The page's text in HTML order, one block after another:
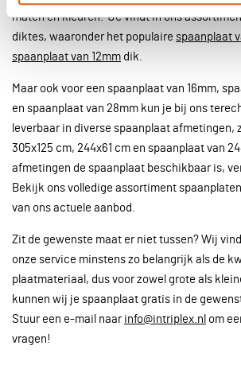
maten en kleuren. Je vindt in ons
diktes, waaronder het populaire spaanplaat
spaanplaat van 12mm dik.
Maar ook voor een spaanplaat van 16mm,
en spaanplaat van 28mm kun je bij ons
leverbaar in diverse spaanplaat afmetingen,
305x125 cm, 244x61 cm en spaanplaat van
afmetingen de spaanplaat beschikbaar is,
Bekijk ons volledige assortiment
van ons actuele aanbod.
Zit de gewenste maat er niet tussen? Wij
onze service minstens zo belangrijk als de
plaatmateriaal, dus voor zowel grote als
kunnen wij je spaanplaat gratis in de
Stuur een e-mail naar info@intriplex.nl om
vragen!